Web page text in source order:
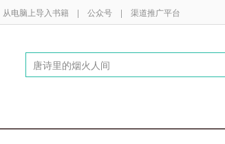
从电脑上导入书籍 | 公众号 | 渠道推广平台